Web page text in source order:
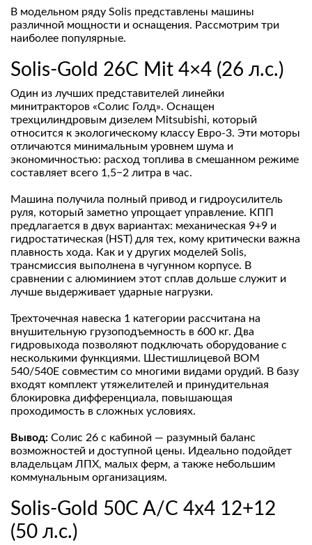
В модельном ряду Solis представлены машины
различной мощности и оснащения. Рассмотрим три
наиболее популярные.
Solis-Gold 26C Mit 4×4 (26 л.с.)
Один из лучших представителей линейки
минитракторов «Солис Голд». Оснащен
трехцилиндровым дизелем Mitsubishi, который
относится к экологическому классу Евро-3. Эти моторы
отличаются минимальным уровнем шума и
экономичностью: расход топлива в смешанном режиме
составляет всего 1,5−2 литра в час.
Машина получила полный привод и гидроусилитель
руля, который заметно упрощает управление. КПП
предлагается в двух вариантах: механическая 9+9 и
гидростатическая (HST) для тех, кому критически важна
плавность хода. Как и у других моделей Solis,
трансмиссия выполнена в чугунном корпусе. В
сравнении с алюминием этот сплав дольше служит и
лучше выдерживает ударные нагрузки.
Трехточечная навеска 1 категории рассчитана на
внушительную грузоподъемность в 600 кг. Два
гидровыхода позволяют подключать оборудование с
несколькими функциями. Шестишлицевой ВОМ
540/540Е совместим со многими видами орудий. В базу
входят комплект утяжелителей и принудительная
блокировка дифференциала, повышающая
проходимость в сложных условиях.
Вывод: Солис 26 с кабиной — разумный баланс
возможностей и доступной цены. Идеально подойдет
владельцам ЛПХ, малых ферм, а также небольшим
коммунальным организациям.
Solis-Gold 50C A/C 4x4 12+12
(50 л.с.)